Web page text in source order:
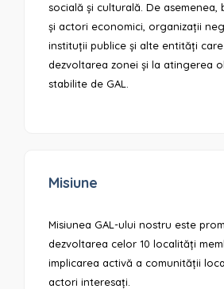
socială și culturală. De asemenea,
și actori economici, organizații
instituții publice și alte entități
dezvoltarea zonei și la atingerea
stabilite de GAL.
Misiune
Misiunea GAL-ului nostru este
dezvoltarea celor 10 localități
implicarea activă a comunității
actori interesați.